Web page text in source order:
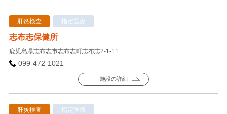
肝炎検査 指定医療
志布志保健所
鹿児島県志布志市志布志町志布志2-1-11
099-472-1021
施設の詳細
肝炎検査 指定医療